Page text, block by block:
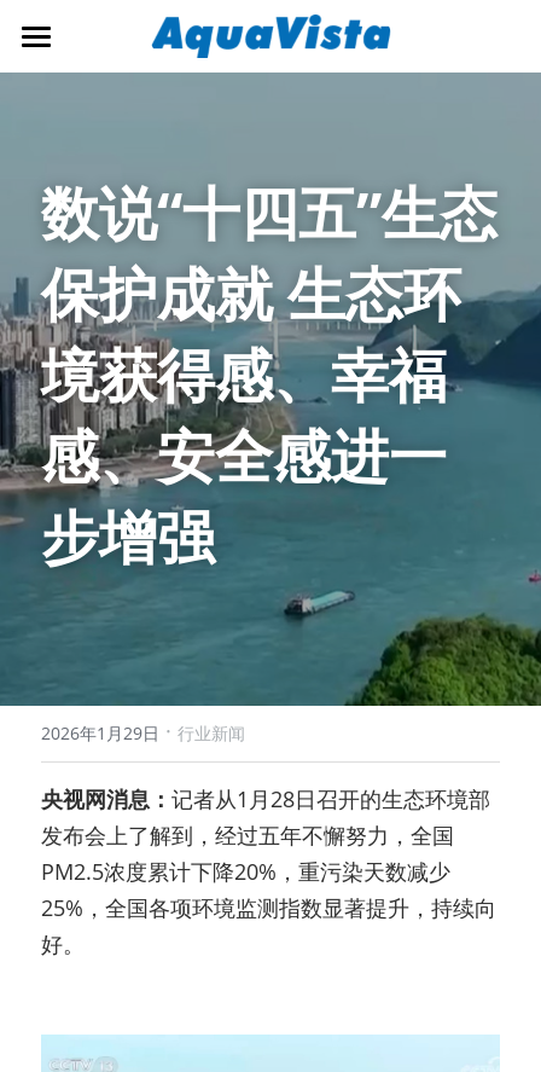
首页
解决方案
生态环境监测
预警监测
大数据应用
运维保障
海事产品
新闻资讯
公司新闻
行业新闻
招贤纳士
联系我们
简体中文
简体中文
English
数说“十四五”生态
保护成就 生态环
境获得感、幸福
感、安全感进一
步增强
2026年1月29日 · 行业新闻
央视网消息： 记者从1月28日召开的生态环境部
发布会上了解到，经过五年不懈努力，全国
PM2.5浓度累计下降20%，重污染天数减少
25%，全国各项环境监测指数显著提升，持续向
好。